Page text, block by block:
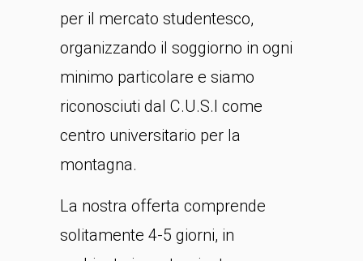
per il mercato studentesco,
organizzando il soggiorno in ogni
minimo particolare e siamo
riconosciuti dal C.U.S.I come
centro universitario per la
montagna.
La nostra offerta comprende
solitamente 4-5 giorni, in